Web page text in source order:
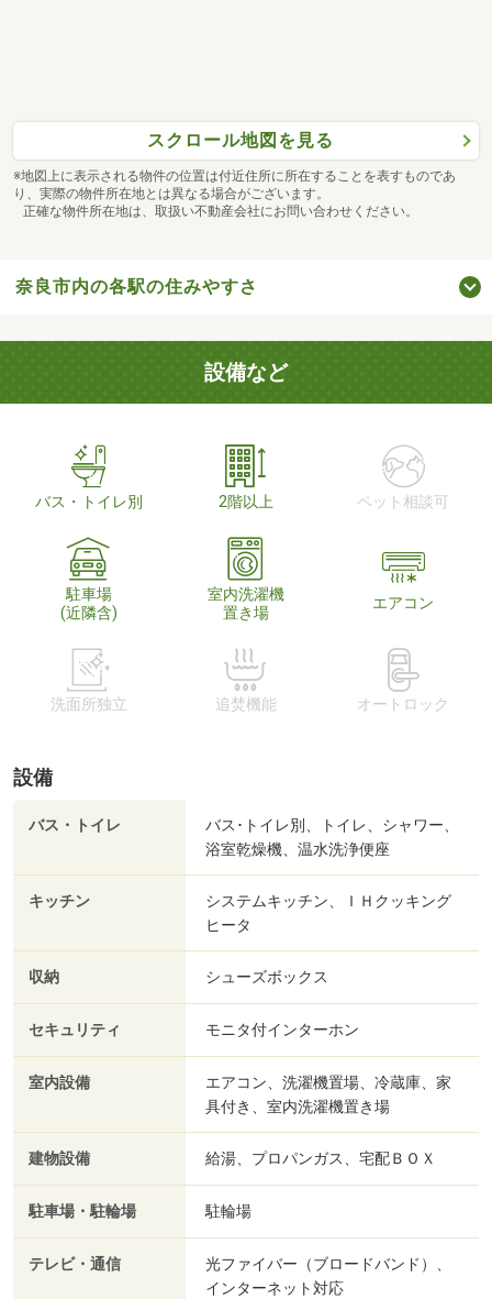
スクロール地図を見る
※地図上に表示される物件の位置は付近住所に所在することを表すものであ
り、実際の物件所在地とは異なる場合がございます。
正確な物件所在地は、取扱い不動産会社にお問い合わせください。
奈良市内の各駅の住みやすさ
設備など
バス・トイレ別 2階以上 ペット相談可
駐車場
(近隣含)
室内洗濯機
置き場
エアコン
洗面所独立 追焚機能 オートロック
設備
バス・トイレ
バス･トイレ別、トイレ、シャワー、
浴室乾燥機、温水洗浄便座
キッチン
システムキッチン、ＩＨクッキング
ヒータ
収納 シューズボックス
セキュリティ モニタ付インターホン
室内設備
エアコン、洗濯機置場、冷蔵庫、家
具付き、室内洗濯機置き場
建物設備 給湯、プロパンガス、宅配ＢＯＸ
駐車場・駐輪場 駐輪場
テレビ・通信
光ファイバー（ブロードバンド）、
インターネット対応